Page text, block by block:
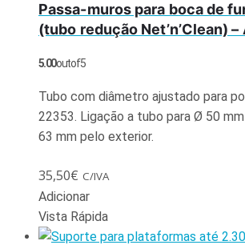
Passa-muros para boca de
(tubo redução Net’n’Clean)
5.00out of 5
Tubo com diâmetro ajustado para
22353. Ligação a tubo para Ø 50
63 mm pelo exterior.
35,50€ C/IVA
Adicionar
Vista Rápida